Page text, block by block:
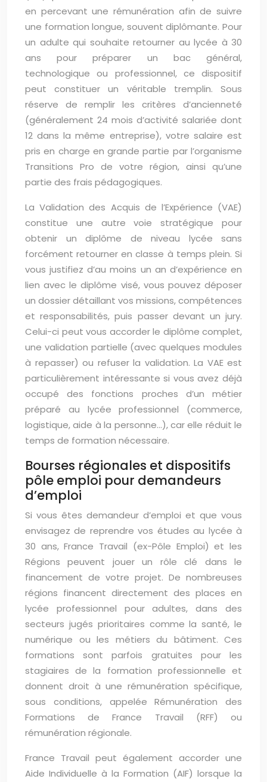
en percevant une rémunération afin de suivre
une formation longue, souvent diplômante. Pour
un adulte qui souhaite retourner au lycée à 30
ans pour préparer un bac général,
technologique ou professionnel, ce dispositif
peut constituer un véritable tremplin. Sous
réserve de remplir les critères d’ancienneté
(généralement 24 mois d’activité salariée dont
12 dans la même entreprise), votre salaire est
pris en charge en grande partie par l’organisme
Transitions Pro de votre région, ainsi qu’une
partie des frais pédagogiques.
La Validation des Acquis de l’Expérience (VAE)
constitue une autre voie stratégique pour
obtenir un diplôme de niveau lycée sans
forcément retourner en classe à temps plein. Si
vous justifiez d’au moins un an d’expérience en
lien avec le diplôme visé, vous pouvez déposer
un dossier détaillant vos missions, compétences
et responsabilités, puis passer devant un jury.
Celui-ci peut vous accorder le diplôme complet,
une validation partielle (avec quelques modules
à repasser) ou refuser la validation. La VAE est
particulièrement intéressante si vous avez déjà
occupé des fonctions proches d’un métier
préparé au lycée professionnel (commerce,
logistique, aide à la personne…), car elle réduit le
temps de formation nécessaire.
Bourses régionales et dispositifs
pôle emploi pour demandeurs
d’emploi
Si vous êtes demandeur d’emploi et que vous
envisagez de reprendre vos études au lycée à
30 ans, France Travail (ex-Pôle Emploi) et les
Régions peuvent jouer un rôle clé dans le
financement de votre projet. De nombreuses
régions financent directement des places en
lycée professionnel pour adultes, dans des
secteurs jugés prioritaires comme la santé, le
numérique ou les métiers du bâtiment. Ces
formations sont parfois gratuites pour les
stagiaires de la formation professionnelle et
donnent droit à une rémunération spécifique,
sous conditions, appelée Rémunération des
Formations de France Travail (RFF) ou
rémunération régionale.
France Travail peut également accorder une
Aide Individuelle à la Formation (AIF) lorsque la